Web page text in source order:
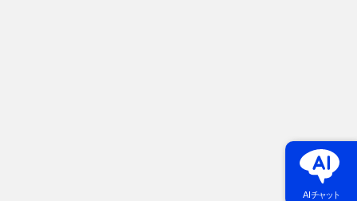
AIチャット